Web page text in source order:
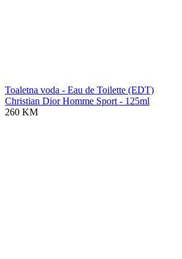
Toaletna voda - Eau de Toilette (EDT)
Christian Dior Homme Sport - 125ml
260 KM